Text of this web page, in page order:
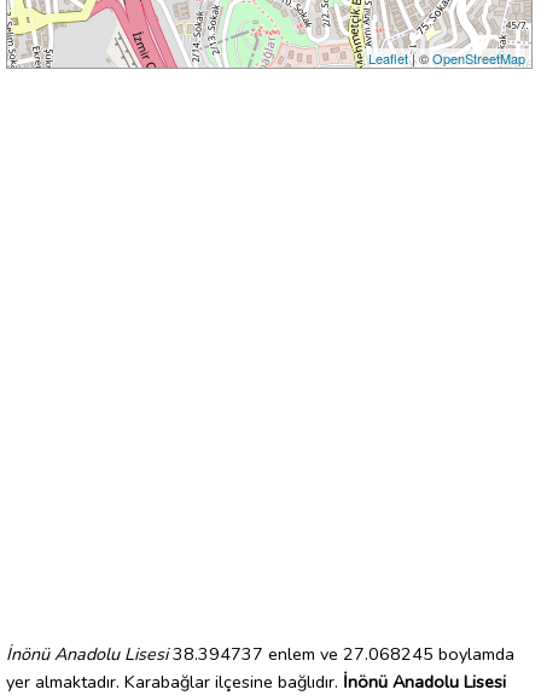
Leaflet| ©OpenStreetMap
İnönü Anadolu Lisesi38.394737 enlem ve 27.068245 boylamda
yer almaktadır. Karabağlar ilçesine bağlıdır. İnönü Anadolu Lisesi